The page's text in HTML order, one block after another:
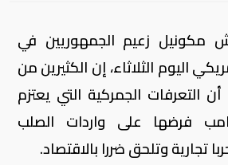
مكونيل زعيم الجمهوريين في
اليوم الثلاثاء، إن الكثيرين من
التعرفات الجمركية التي يعتزم
فرضها على واردات الصلب
تجارية وتلحق ضررا بالاقتصاد.